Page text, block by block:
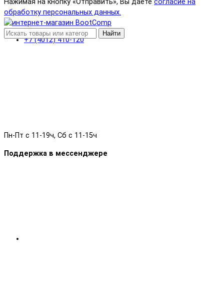
+7 (4012) 410-120
Пн-Пт с 11-19ч, Сб с 11-15ч
Поддержка в мессенджере
Нажимая на кнопку «Отправить», Вы даете согласие на
обработку персональных данных.
Найти